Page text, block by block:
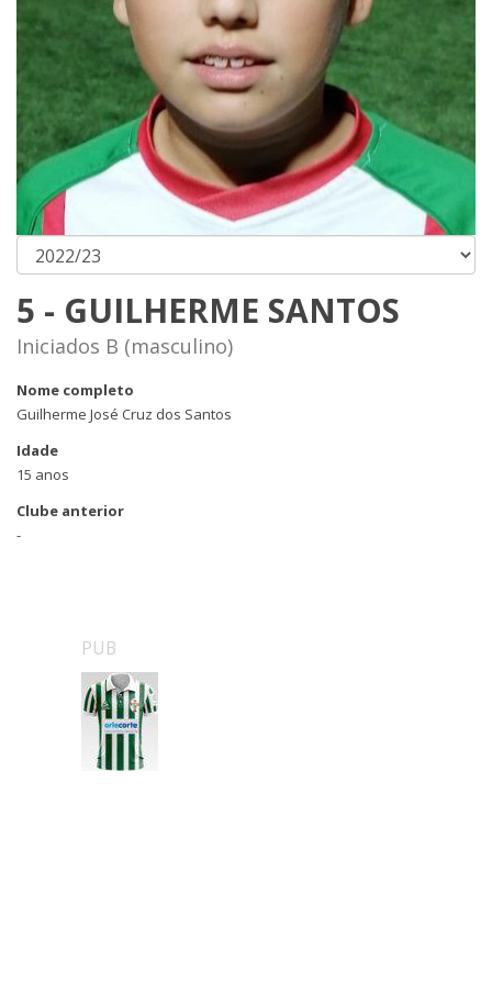
5 - GUILHERME SANTOS
Iniciados B (masculino)
Nome completo
Guilherme José Cruz dos Santos
Idade
15 anos
Clube anterior
-
PUB